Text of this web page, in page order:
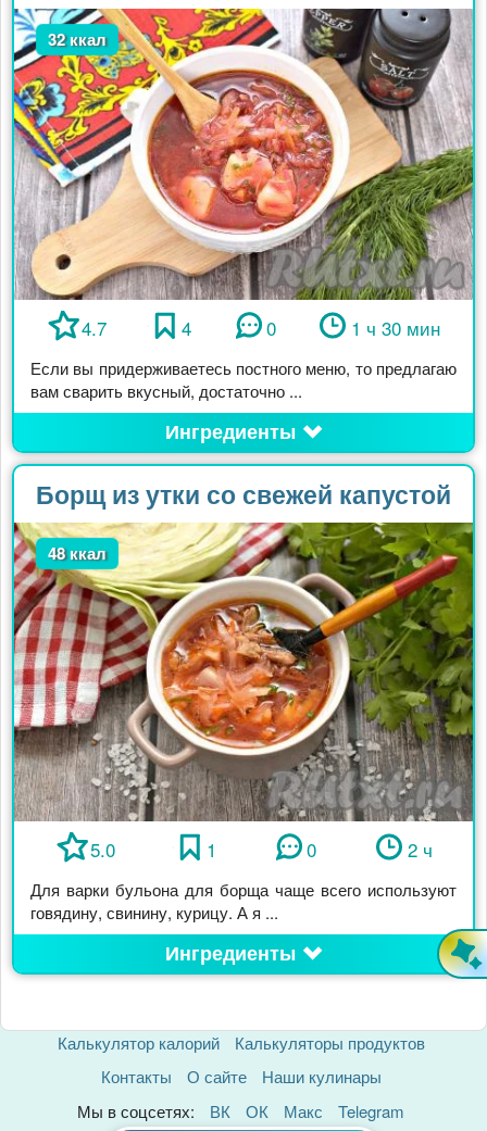
32 ккал
4.7 4 0 1 ч 30 мин
Если вы придерживаетесь постного меню, то предлагаю
вам сварить вкусный, достаточно ...
Ингредиенты
Борщ из утки со свежей капустой
48 ккал
5.0 1 0 2 ч
Для варки бульона для борща чаще всего используют
говядину, свинину, курицу. А я ...
Ингредиенты
Калькулятор калорий
Калькуляторы продуктов
Контакты
О сайте
Наши кулинары
Мы в соцсетях:
ВК ОК Макс Telegram